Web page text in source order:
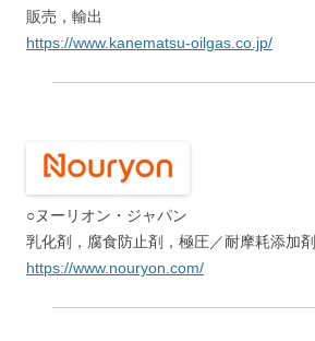
販売，輸出
https://www.kanematsu-oilgas.co.jp/
○ヌーリオン・ジャパン
乳化剤，腐食防止剤，極圧／耐摩耗添加
https://www.nouryon.com/